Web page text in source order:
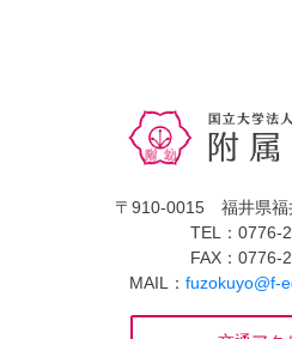
〒910-0015 福井県福
TEL：0776-
FAX：0776-
MAIL： fuzokuyo@f-